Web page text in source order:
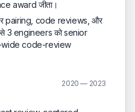
award जीता।
pairing, code reviews, और
3 engineers को senior
wide code-review
2020 — 2023